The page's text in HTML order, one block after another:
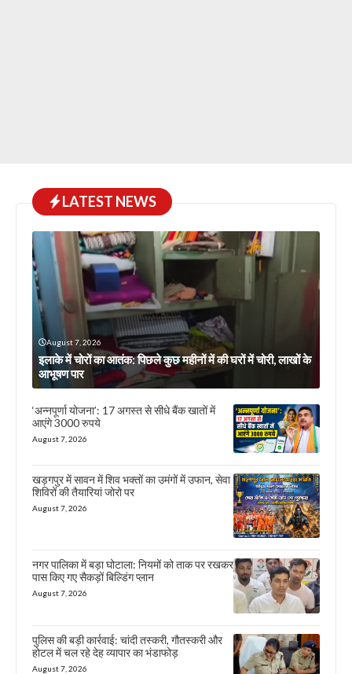
LATEST NEWS
August 7, 2026
इलाके में चोरों का आतंक: पिछले कुछ महीनों में की घरों में चोरी, लाखों के
आभूषण पार
‘अन्नपूर्णा योजना’: 17 अगस्त से सीधे बैंक खातों में
आएंगे 3000 रुपये
August 7, 2026
खड़गपुर में सावन में शिव भक्तों का उमंगों में उफान, सेवा
शिविरों की तैयारियां जोरो पर
August 7, 2026
नगर पालिका में बड़ा घोटाला: नियमों को ताक पर रखकर
पास किए गए सैकड़ों बिल्डिंग प्लान
August 7, 2026
पुलिस की बड़ी कार्रवाई: चांदी तस्करी, गौतस्करी और
होटल में चल रहे देह व्यापार का भंडाफोड़
August 7, 2026